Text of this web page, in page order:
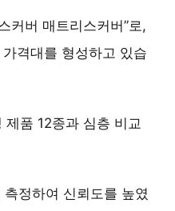
커버 매트리스커버”로,
격대를 형성하고 있습
품 12종과 심층 비교
정하여 신뢰도를 높였